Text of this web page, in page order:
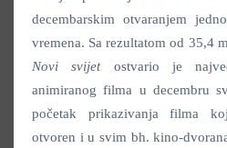
decembarskim otvaranjem
vremena. Sa rezultatom od 35,4
Novi svijetostvario je
animiranog filma u decembru
početak prikazivanja filma
otvoren i u svim bh. kino-